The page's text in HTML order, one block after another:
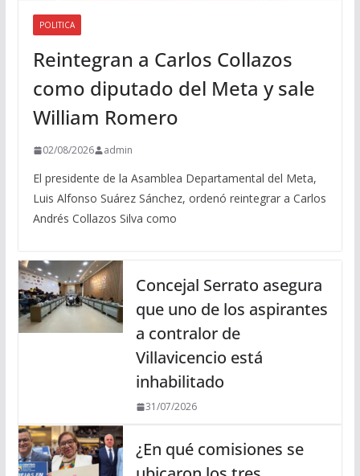
POLITICA
Reintegran a Carlos Collazos
como diputado del Meta y sale
William Romero
02/08/2026 admin
El presidente de la Asamblea Departamental del Meta,
Luis Alfonso Suárez Sánchez, ordenó reintegrar a Carlos
Andrés Collazos Silva como
Concejal Serrato asegura
que uno de los aspirantes
a contralor de
Villavicencio está
inhabilitado
31/07/2026
¿En qué comisiones se